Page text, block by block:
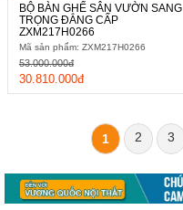
BỘ BÀN GHẾ SÂN VƯỜN SANG
TRỌNG ĐẲNG CẤP
ZXM217H0266
Mã sản phẩm: ZXM217H0266
30.810.000đ
53.000.000đ
1 2 3